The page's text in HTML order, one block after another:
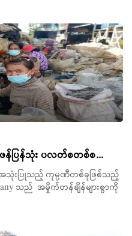
န်ပြန်သုံး ပလတ်စတစ်စ...
အသုံးပြုသည့် ကုမ္ပဏီတစ်ခုဖြစ်သည့်
သည် အမှိုက်တန်ချိန်များစွာကို